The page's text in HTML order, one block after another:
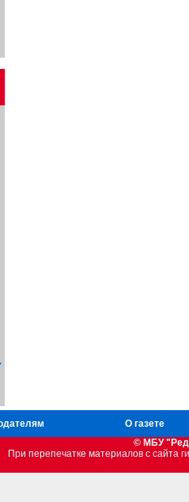
О газете
© МБУ
При перепечатке материалов c сайта